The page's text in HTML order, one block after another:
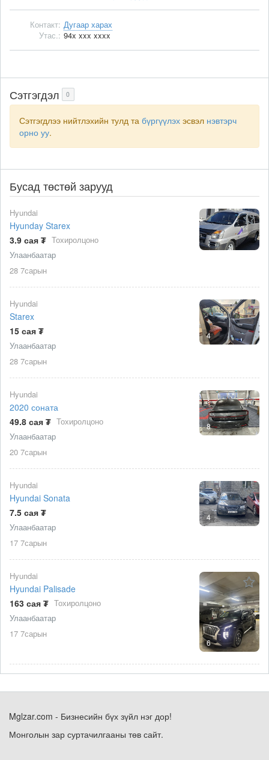
Контакт: Дугаар харах
Утас.: 94x xxx xxxx
Сэтгэгдэл 0
Сэтгэгдлээ нийтлэхийн тулд та бүргүүлэх эсвэл нэвтэрч
орно уу.
Бусад төстөй зарууд
Hyundai
Hyunday Starex
3.9 сая ₮ Тохиролцоно
Улаанбаатар
28 7сарын
4
Hyundai
Starex
15 сая ₮
Улаанбаатар
28 7сарын
8
Hyundai
2020 соната
49.8 сая ₮ Тохиролцоно
Улаанбаатар
20 7сарын
4
Hyundai
Hyundai Sonata
7.5 сая ₮
Улаанбаатар
17 7сарын
6
Hyundai
Hyundai Palisade
163 сая ₮ Тохиролцоно
Улаанбаатар
17 7сарын
Mglzar.com - Бизнесийн бүх зүйл нэг дор!
Монголын зар суртачилгааны төв сайт.